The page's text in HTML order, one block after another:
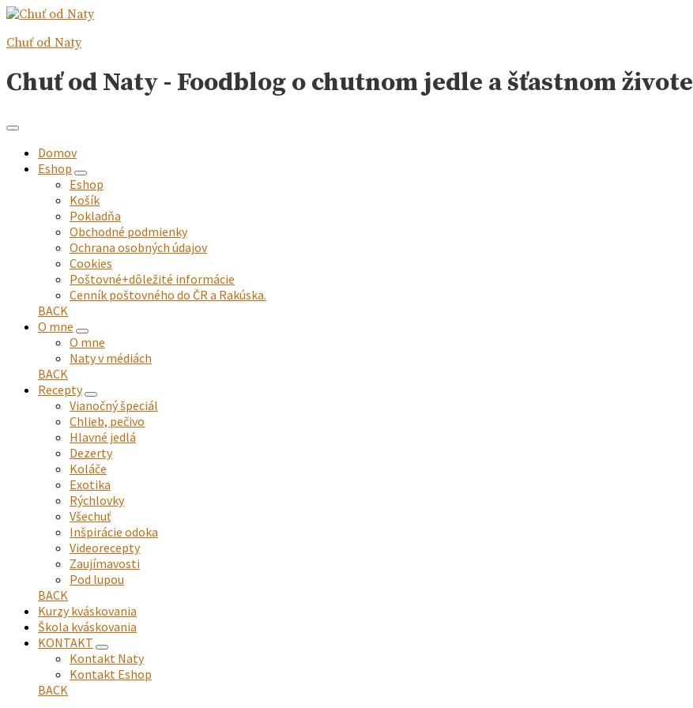
Chuť od Naty
Chuť od Naty - Foodblog o chutnom jedle a šťastnom živote
Domov
Eshop
expand
child
menu
Eshop
Košík
Pokladňa
Obchodné podmienky
Ochrana osobných údajov
Cookies
Poštovné+dôležité informácie
Cenník poštovného do ČR a Rakúska.
BACK
O mne
expand
child
menu
O mne
Naty v médiách
BACK
Recepty
expand
child
menu
Vianočný špeciál
Chlieb, pečivo
Hlavné jedlá
Dezerty
Koláče
Exotika
Rýchlovky
Všechuť
Inšpirácie odoka
Videorecepty
Zaujímavosti
Pod lupou
BACK
Kurzy kváskovania
Škola kváskovania
KONTAKT
expand
child
menu
Kontakt Naty
Kontakt Eshop
BACK